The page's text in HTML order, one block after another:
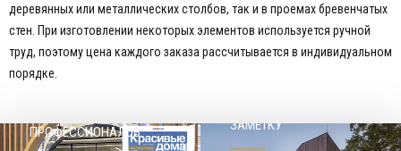
деревянных или металлических столбов, так и в проемах бревенчатых
стен. При изготовлении некоторых элементов используется ручной
труд, поэтому цена каждого заказа рассчитывается в индивидуальном
порядке.
ПРОФЕССИОНАЛОВ
ЗАМЕТКУ